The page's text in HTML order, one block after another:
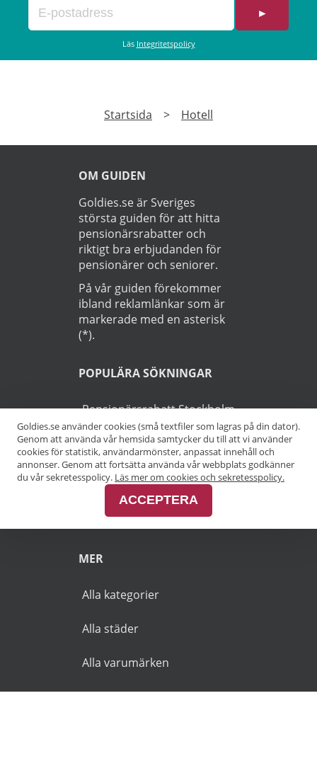
►
Läs Integritetspolicy
Startsida > Hotell
OM GUIDEN
Goldies.se är Sveriges
största guiden för att hitta
pensionärsrabatter och
riktigt bra erbjudanden för
pensionärer och seniorer.
På vår guiden förekommer
ibland reklamlänkar som är
markerade med en asterisk
(*).
POPULÄRA SÖKNINGAR
Pensionärsrabatt Stockholm
Pensionärsrabatt Göteborg
Pensionärsrabatt Malmö
Pensionärsrabatt Skåne
MER
Alla kategorier
Alla städer
Alla varumärken
Goldies.se använder cookies (små textfiler som lagras på din dator).
Genom att använda vår hemsida samtycker du till att vi använder
cookies för statistik, användarmönster, anpassat innehåll och
annonser. Genom att fortsätta använda vår webbplats godkänner
du vår sekretesspolicy. Läs mer om cookies och sekretesspolicy.
ACCEPTERA